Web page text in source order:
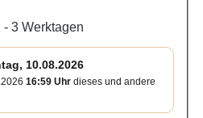
3 Werktagen
10.08.2026
16:59 Uhr dieses und andere